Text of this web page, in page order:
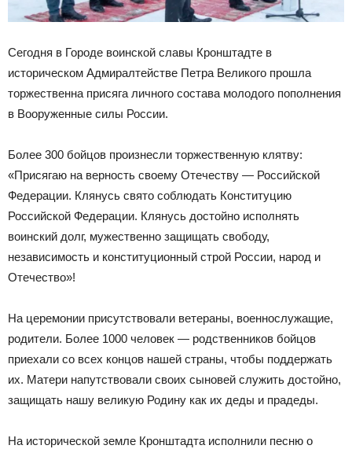
Сегодня в Городе воинской славы Кронштадте в
историческом Адмиралтействе Петра Великого прошла
торжественна присяга личного состава молодого пополнения
в Вооруженные силы России.
Более 300 бойцов произнесли торжественную клятву:
«Присягаю на верность своему Отечеству — Российской
Федерации. Клянусь свято соблюдать Конституцию
Российской Федерации. Клянусь достойно исполнять
воинский долг, мужественно защищать свободу,
независимость и конституционный строй России, народ и
Отечество»!
На церемонии присутствовали ветераны, военнослужащие,
родители. Более 1000 человек — родственников бойцов
приехали со всех концов нашей страны, чтобы поддержать
их. Матери напутствовали своих сыновей служить достойно,
защищать нашу великую Родину как их деды и прадеды.
На исторической земле Кронштадта исполнили песню о